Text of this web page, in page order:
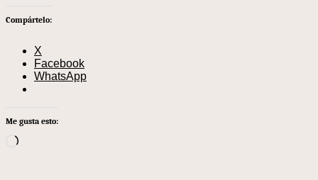
Compártelo:
X
Facebook
WhatsApp
Me gusta esto:
Cargando...